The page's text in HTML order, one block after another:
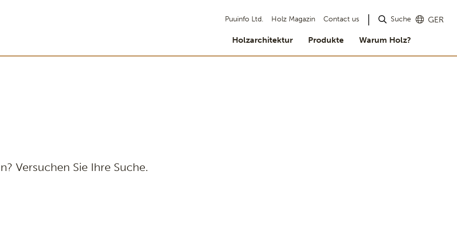
Puuinfo Ltd. Holz Magazin Contact us Suche GER
Holzarchitektur Produkte Warum Holz?
Versuchen Sie Ihre Suche.